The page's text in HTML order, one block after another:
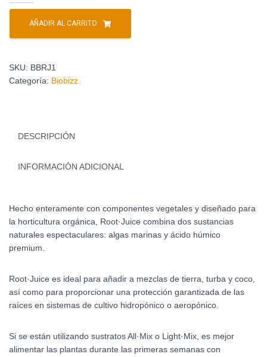
AÑADIR AL CARRITO
SKU: BBRJ1
Categoría: Biobizz
DESCRIPCIÓN
INFORMACIÓN ADICIONAL
Hecho enteramente con componentes vegetales y diseñado para
la horticultura orgánica, Root·Juice combina dos sustancias
naturales espectaculares: algas marinas y ácido húmico
premium.
Root·Juice es ideal para añadir a mezclas de tierra, turba y coco,
así como para proporcionar una protección garantizada de las
raíces en sistemas de cultivo hidropónico o aeropónico.
Si se están utilizando sustratos All·Mix o Light·Mix, es mejor
alimentar las plantas durante las primeras semanas con